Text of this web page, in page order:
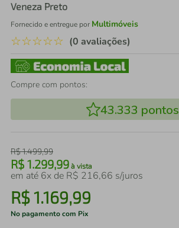
Veneza Preto
Fornecido e entregue por Multimóveis
☆☆☆☆☆ (0 avaliações)
Compre com pontos:
43.333 pontos
R$1.499,99
R$ 1.299,99 à vista
em até 6x de R$ 216,66 s/juros
R$1.169,99
No pagamento com Pix